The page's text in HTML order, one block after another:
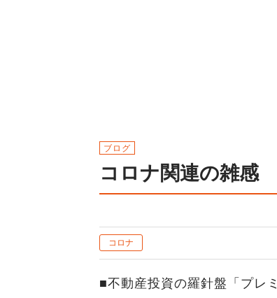
ブログ
コロナ関連の雑感
コロナ
■不動産投資の羅針盤「プレ